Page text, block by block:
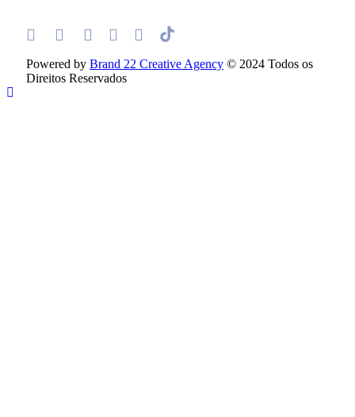
Powered by Brand 22 Creative Agency © 2024 Todos os
Direitos Reservados